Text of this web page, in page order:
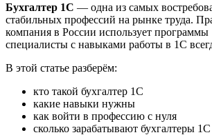
Бухгалтер 1С — одна из самых
стабильных профессий на рынке труда.
компания в России использует программы
специалисты с навыками работы в 1С
В этой статье разберём:
кто такой бухгалтер 1С
какие навыки нужны
как войти в профессию с нуля
сколько зарабатывают бухгалтеры 1С